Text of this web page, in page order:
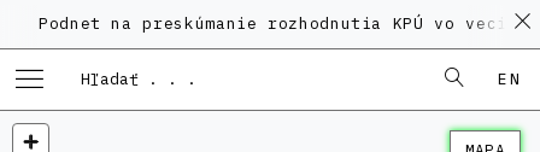
na preskúmanie rozhodnutia KPÚ vo veci
EN